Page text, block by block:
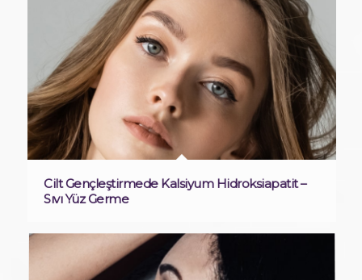
Cilt Gençleştirmede Kalsiyum Hidroksiapatit –
Sıvı Yüz Germe